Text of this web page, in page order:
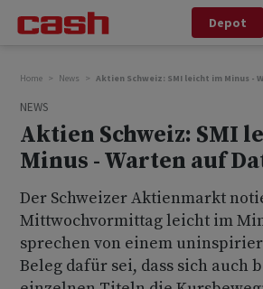
Depot
Home News Aktien Schweiz: SMI leicht im Minus -
NEWS
Aktien Schweiz: SMI
Minus - Warten auf
Der Schweizer Aktienmarkt
Mittwochvormittag leicht im
sprechen von einem
Beleg dafür sei, dass sich auch